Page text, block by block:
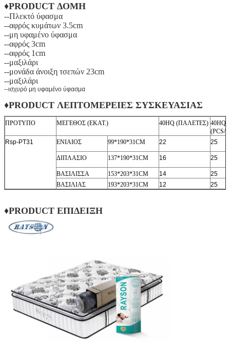
♦PRODUCT ΔΟΜΗ
--Πλεκτό ύφασμα
--αφρός κυμάτων 3.5cm
--μη υφαμένο ύφασμα
--αφρός 3cm
--αφρός 1cm
--μαξιλάρι
--μονάδα άνοιξη τσεπών 23cm
--μαξιλάρι
--ισχυρό μη υφαμένο ύφασμα
♦PRODUCT ΛΕΠΤΟΜΕΡΕΙΕΣ ΣΥΣΚΕΥΑΣΙΑΣ
ΠΡΟΤΥΠΟ ΜΕΓΕΘΟΣ (ΕΚΑΤ.) 40HQ (ΠΑΛΕΤΕΣ) 40HQ
(PCS/
Rsp-PT31
ΕΝΙΑΙΟΣ 99*190*31CM 22 25
ΔΙΠΛΑΣΙΟ 137*190*31CM 16 25
ΒΑΣΙΛΙΣΣΑ 153*203*31CM 14
25
ΒΑΣΙΛΙΑΣ
193*203*31CM 12 25
♦PRODUCT ΕΠΙΔΕΙΞΗ